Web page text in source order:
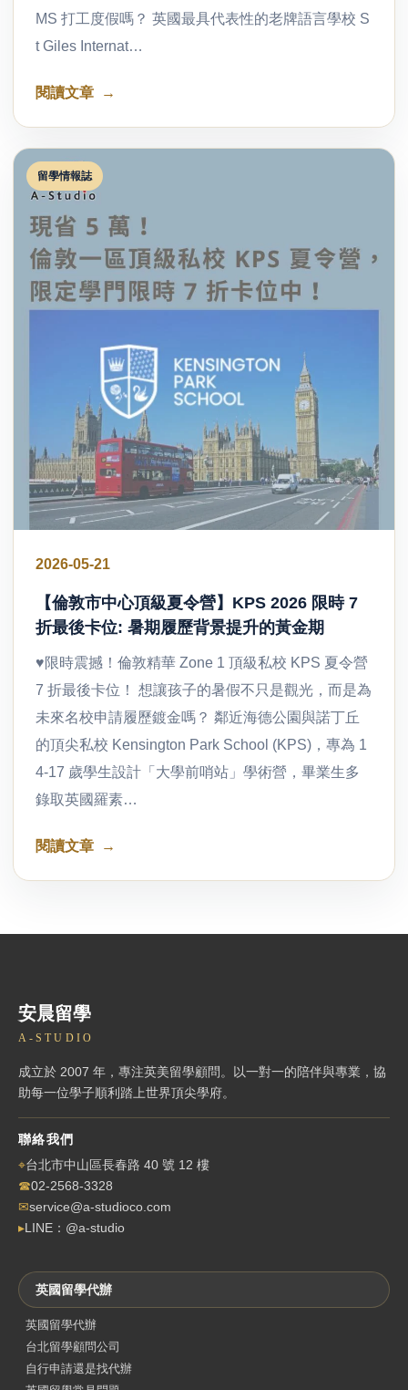
MS 打工度假嗎？ 英國最具代表性的老牌語言學校 S
t Giles Internat…
閱讀文章
留學情報誌
2026-05-21
【倫敦市中心頂級夏令營】KPS 2026 限時 7
折最後卡位: 暑期履歷背景提升的黃金期
♥限時震撼！倫敦精華 Zone 1 頂級私校 KPS 夏令營
7 折最後卡位！ 想讓孩子的暑假不只是觀光，而是為
未來名校申請履歷鍍金嗎？ 鄰近海德公園與諾丁丘
的頂尖私校 Kensington Park School (KPS)，專為 1
4-17 歲學生設計「大學前哨站」學術營，畢業生多
錄取英國羅素…
閱讀文章
安晨留學
A-STUDIO
成立於 2007 年，專注英美留學顧問。以一對一的陪伴與專業，協
助每一位學子順利踏上世界頂尖學府。
聯絡我們
⌖台北市中山區長春路 40 號 12 樓
☎02-2568-3328
✉service@a-studioco.com
▸LINE：@a-studio
英國留學代辦
英國留學代辦
台北留學顧問公司
自行申請還是找代辦